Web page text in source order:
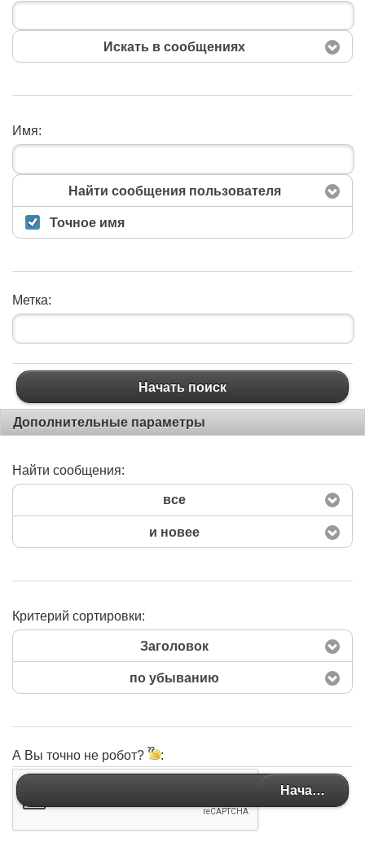
Искать в сообщениях
Имя:
Найти сообщения пользователя
Точное имя
Метка:
Начать поиск
Дополнительные параметры
Найти сообщения:
все
и новее
Критерий сортировки:
Заголовок
по убыванию
А Вы точно не робот? :
Начать поиск